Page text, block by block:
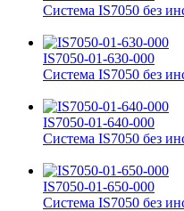
Система IS7050 без
IS7050-01-630-000
Система IS7050 без
IS7050-01-640-000
Система IS7050 без
IS7050-01-650-000
Система IS7050 без